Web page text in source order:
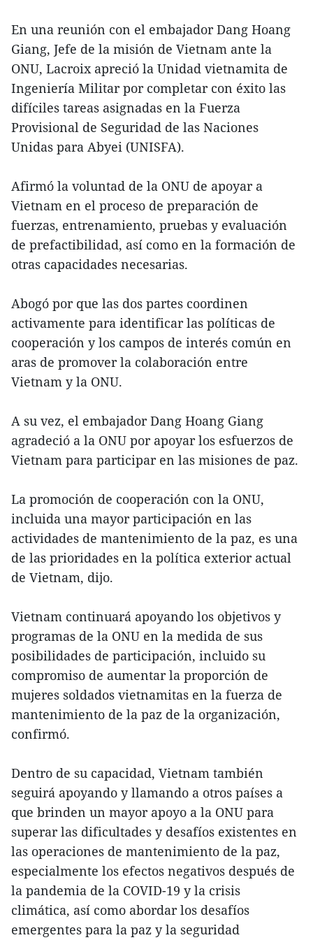
En una reunión con el embajador Dang Hoang
Giang, Jefe de la misión de Vietnam ante la
ONU, Lacroix apreció la Unidad vietnamita de
Ingeniería Militar por completar con éxito las
difíciles tareas asignadas en la Fuerza
Provisional de Seguridad de las Naciones
Unidas para Abyei (UNISFA).
Afirmó la voluntad de la ONU de apoyar a
Vietnam en el proceso de preparación de
fuerzas, entrenamiento, pruebas y evaluación
de prefactibilidad, así como en la formación de
otras capacidades necesarias.
Abogó por que las dos partes coordinen
activamente para identificar las políticas de
cooperación y los campos de interés común en
aras de promover la colaboración entre
Vietnam y la ONU.
A su vez, el embajador Dang Hoang Giang
agradeció a la ONU por apoyar los esfuerzos de
Vietnam para participar en las misiones de paz.
La promoción de cooperación con la ONU,
incluida una mayor participación en las
actividades de mantenimiento de la paz, es una
de las prioridades en la política exterior actual
de Vietnam, dijo.
Vietnam continuará apoyando los objetivos y
programas de la ONU en la medida de sus
posibilidades de participación, incluido su
compromiso de aumentar la proporción de
mujeres soldados vietnamitas en la fuerza de
mantenimiento de la paz de la organización,
confirmó.
Dentro de su capacidad, Vietnam también
seguirá apoyando y llamando a otros países a
que brinden un mayor apoyo a la ONU para
superar las dificultades y desafíos existentes en
las operaciones de mantenimiento de la paz,
especialmente los efectos negativos después de
la pandemia de la COVID-19 y la crisis
climática, así como abordar los desafíos
emergentes para la paz y la seguridad